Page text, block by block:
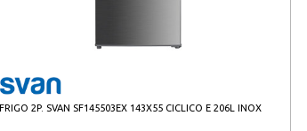
FRIGO 2P. SVAN SF145503EX 143X55 CICLICO E 206L INOX